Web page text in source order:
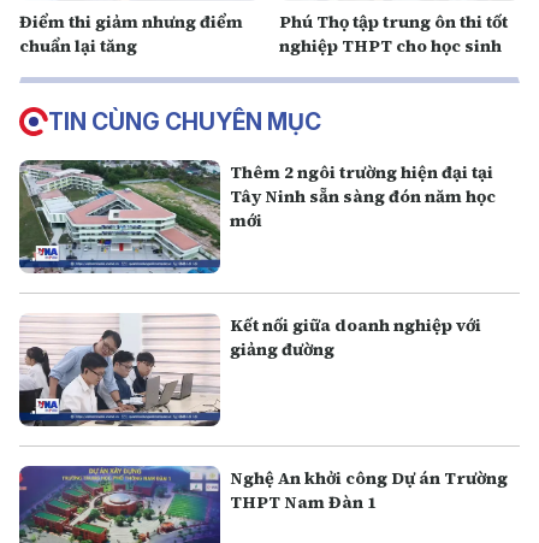
Điểm thi giảm nhưng điểm
chuẩn lại tăng
Phú Thọ tập trung ôn thi tốt
nghiệp THPT cho học sinh
TIN CÙNG CHUYÊN MỤC
Thêm 2 ngôi trường hiện đại tại
Tây Ninh sẵn sàng đón năm học
mới
Kết nối giữa doanh nghiệp với
giảng đường
Nghệ An khởi công Dự án Trường
THPT Nam Đàn 1